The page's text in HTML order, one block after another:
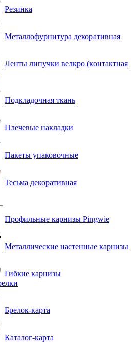
Резинка
Металлофурнитура декоративная
Ленты липучки велкро (контактная
Подкладочная ткань
Плечевые накладки
Пакеты упаковочные
Тесьма декоративная
Профильные карнизы Pingwie
Металлические настенные карнизы
Гибкие карнизы
Брелок-карта
Каталог-карта